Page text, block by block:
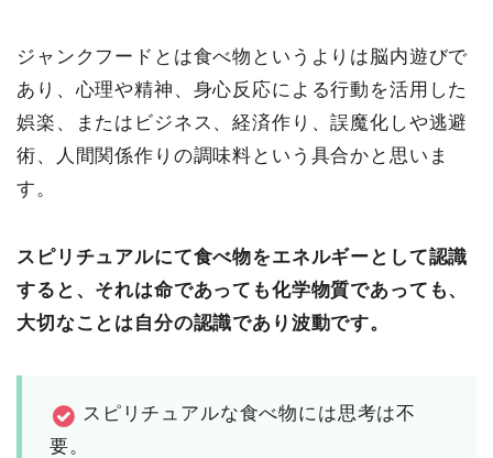
ジャンクフードとは食べ物というよりは脳内遊びで
あり、心理や精神、身心反応による行動を活用した
娯楽、またはビジネス、経済作り、誤魔化しや逃避
術、人間関係作りの調味料という具合かと思いま
す。
スピリチュアルにて食べ物をエネルギーとして認識
すると、それは命であっても化学物質であっても、
大切なことは自分の認識であり波動です。
スピリチュアルな食べ物には思考は不
要。